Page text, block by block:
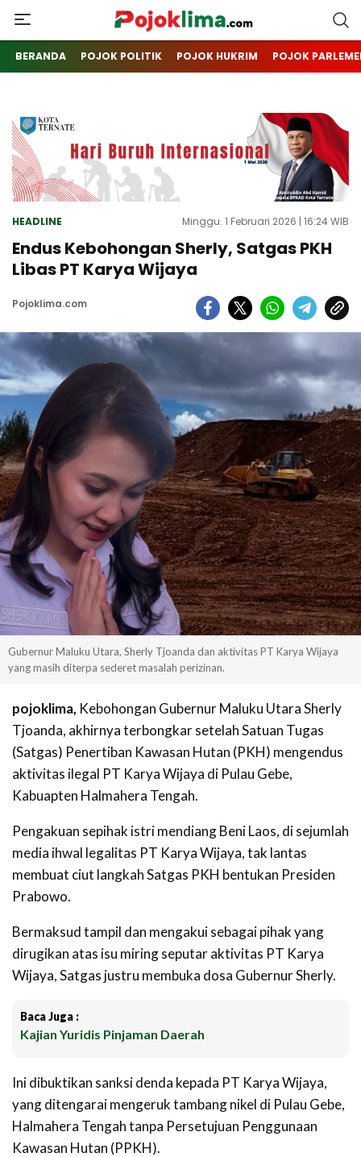
pojoklima.com
Mojokin
BERANDA POJOK POLITIK POJOK HUKRIM POJOK
HEADLINE Minggu. 1 Februari 2026 | 16:24 WIB
Endus Kebohongan Sherly, Satgas PKH
Libas PT Karya Wijaya
Pojoklima.com
Gubernur Maluku Utara, Sherly Tjoanda dan aktivitas PT Karya Wijaya
yang masih diterpa sederet masalah perizinan.
pojoklima, Kebohongan Gubernur Maluku Utara Sherly
Tjoanda, akhirnya terbongkar setelah Satuan Tugas
(Satgas) Penertiban Kawasan Hutan (PKH) mengendus
aktivitas ilegal PT Karya Wijaya di Pulau Gebe,
Kabuapten Halmahera Tengah.
Pengakuan sepihak istri mendiang Beni Laos, di sejumlah
media ihwal legalitas PT Karya Wijaya, tak lantas
membuat ciut langkah Satgas PKH bentukan Presiden
Prabowo.
Bermaksud tampil dan mengakui sebagai pihak yang
dirugikan atas isu miring seputar aktivitas PT Karya
Wijaya, Satgas justru membuka dosa Gubernur Sherly.
Baca Juga :
Kajian Yuridis Pinjaman Daerah
Ini dibuktikan sanksi denda kepada PT Karya Wijaya,
yang ditengarai mengeruk tambang nikel di Pulau Gebe,
Halmahera Tengah tanpa Persetujuan Penggunaan
Kawasan Hutan (PPKH).